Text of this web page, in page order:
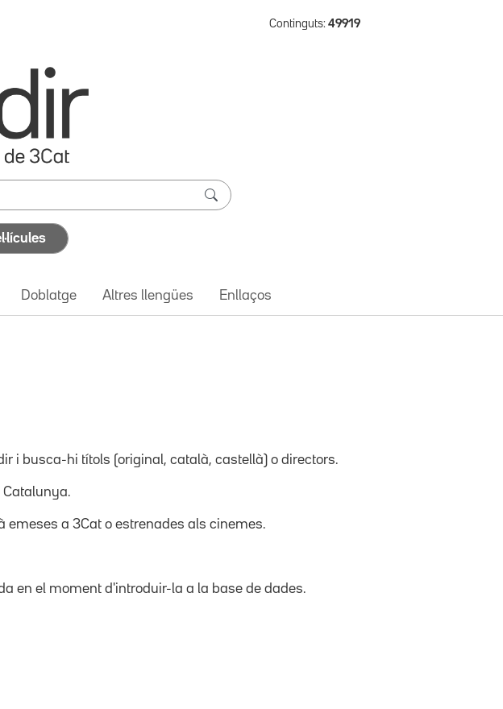
Continguts: 49919
Doblatge Altres llengües Enllaços
i busca-hi títols (original, català, castellà) o directors.
Catalunya.
emeses a 3Cat o estrenades als cinemes.
en el moment d'introduir-la a la base de dades.